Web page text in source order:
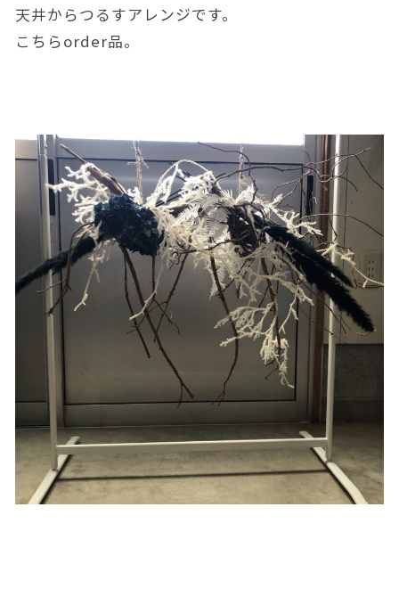
天井からつるすアレンジです。
こちらorder品。